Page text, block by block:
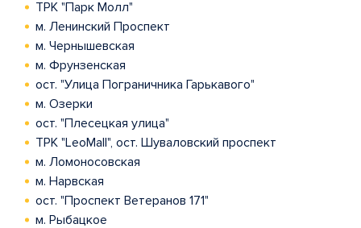
ТРК "Парк Молл"
м. Ленинский Проспект
м. Чернышевская
м. Фрунзенская
ост. "Улица Пограничника Гарькавого"
м. Озерки
ост. "Плесецкая улица"
ТРК "LeoMall", ост. Шуваловский проспект
м. Ломоносовская
м. Нарвская
ост. "Проспект Ветеранов 171"
м. Рыбацкое